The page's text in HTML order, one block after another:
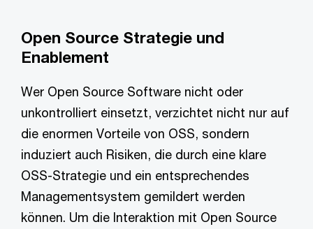
Open Source Strategie und
Enablement
Wer Open Source Software nicht oder
unkontrolliert einsetzt, verzichtet nicht nur auf
die enormen Vorteile von OSS, sondern
induziert auch Risiken, die durch eine klare
OSS-Strategie und ein entsprechendes
Managementsystem gemildert werden
können. Um die Interaktion mit Open Source